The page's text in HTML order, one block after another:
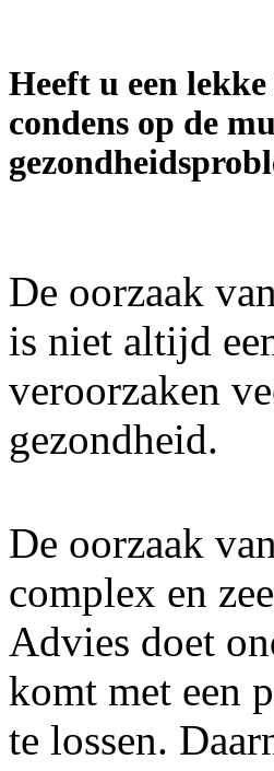
Heeft u een
condens op de
De oorzaak
is niet altijd
veroorzaken
gezondheid.
De oorzaak van
complex en
Advies doet
komt met een
te lossen.